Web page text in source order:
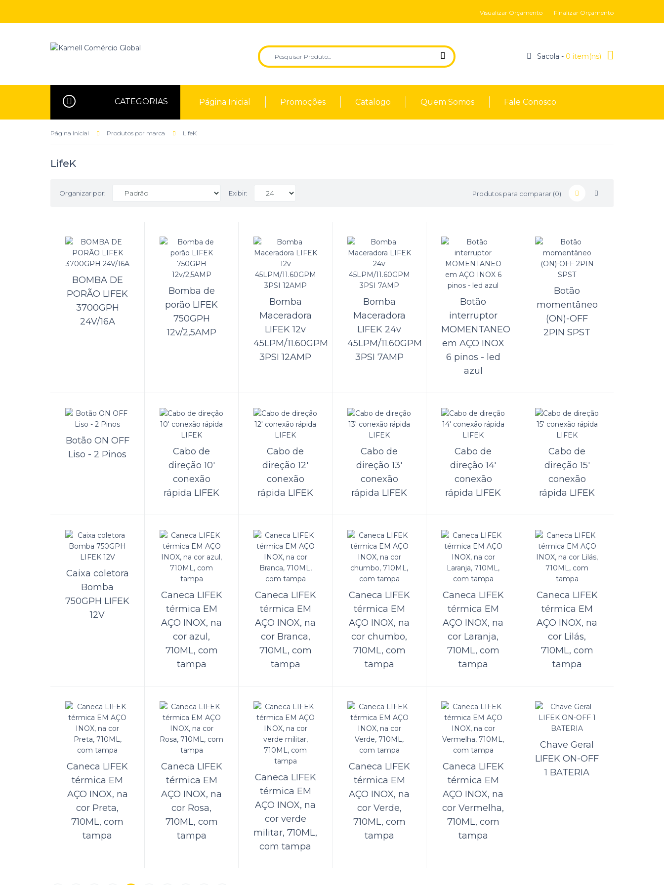
Visualizar Orçamento Finalizar Orçamento
Sacola - 0 item(ns)
CATEGORIAS Página Inicial Promoções Catalogo Quem Somos Fale Conosco
Página Inicial Produtos por marca LifeK
LifeK
Produtos para comparar (0)
Organizar por: Exibir:
BOMBA DE PORÃO LIFEK 3700GPH 24V/16A
Dados:3700GPH24V16ASaída d'água: 40mm..
ORÇAMENTO
Lista de Desejos
Bomba de porão LIFEK 750GPH 12v/2,5AMP
Lista de Desejos
Bomba Maceradora LIFEK 12v 45LPM/11.60GPM
3PSI 12AMP
A Kamell oferece aos seus clientes a Bomba Maceradora LIFEK.Sua função é a de triturar os
ORÇAMENTO
Comparar
Bomba Maceradora LIFEK 24v 45LPM/11.60GPM
A Kamell disponibiliza aos seus clientes a Bomba Maceradora LIFEK.O item tem a função de
triturar os detritos provenientes do vaso e bombear os mesmos..
ORÇAMENTO
Comparar
Lista de Desejos
A Kamell, distribuidora de produtos náuticos, oferece aos seus clientes o Botão Interruptor
Momentâneo Inox.Características:- 6 pinos- Led A..
Comparar
Lista de Desejos
Botão momentâneo (ON)-OFF 2PIN SPST
INTERRUPTOR (BOTÃO DE PAINEL (ON)-OFF), MARINIZADO PARA USO NÁUTICO,SPST, 2PIN,
DC12V@20A,DC24V@10A..
BOMBA DE
PORÃO LIFEK
3700GPH
24V/16A
Bomba de
porão LIFEK
750GPH
12v/2,5AMP
Bomba
Maceradora
LIFEK 12v
45LPM/11.60GPM
3PSI 12AMP
Bomba
Maceradora
LIFEK 24v
45LPM/11.60GPM
3PSI 7AMP
Botão
interruptor
MOMENTANEO
em AÇO INOX
6 pinos - led
azul
Botão
momentâneo
(ON)-OFF
2PIN SPST
Botão ON OFF
Liso - 2 Pinos
Cabo de
direção 10'
conexão
rápida LIFEK
Cabo de
direção 12'
conexão
rápida LIFEK
Cabo de
direção 13'
conexão
rápida LIFEK
Cabo de
direção 14'
conexão
rápida LIFEK
Cabo de
direção 15'
conexão
rápida LIFEK
Caixa coletora
Bomba
750GPH LIFEK
12V
Caneca LIFEK
térmica EM
AÇO INOX, na
cor azul,
710ML, com
tampa
Caneca LIFEK
térmica EM
AÇO INOX, na
cor Branca,
710ML, com
tampa
Caneca LIFEK
térmica EM
AÇO INOX, na
cor chumbo,
710ML, com
tampa
Caneca LIFEK
térmica EM
AÇO INOX, na
cor Laranja,
710ML, com
tampa
Caneca LIFEK
térmica EM
AÇO INOX, na
cor Lilás,
710ML, com
tampa
Caneca LIFEK
térmica EM
AÇO INOX, na
cor Preta,
710ML, com
tampa
Caneca LIFEK
térmica EM
AÇO INOX, na
cor Rosa,
710ML, com
tampa
Caneca LIFEK
térmica EM
AÇO INOX, na
cor verde
militar, 710ML,
com tampa
Caneca LIFEK
térmica EM
AÇO INOX, na
cor Verde,
710ML, com
tampa
Caneca LIFEK
térmica EM
AÇO INOX, na
cor Vermelha,
710ML, com
tampa
Chave Geral
LIFEK ON-OFF
1 BATERIA